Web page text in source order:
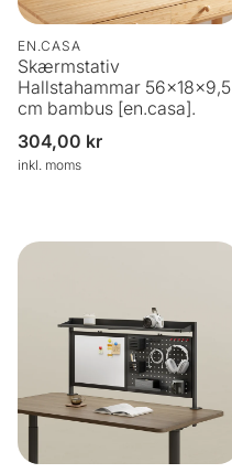
EN.CASA
Skærmstativ
Hallstahammar 56x18x9,5
cm bambus [en.casa].
Normalpris
304,00 kr
inkl. moms